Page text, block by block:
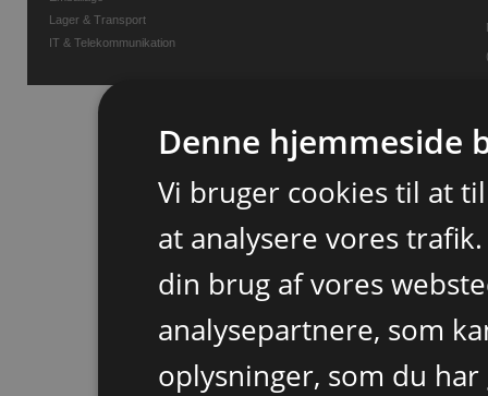
Lager & Transport
IT & Telekommunikation
Denne hjemmeside
Vi bruger cookies til at
at analysere vores
din brug af vores
analysepartnere, som
oplysninger, som du